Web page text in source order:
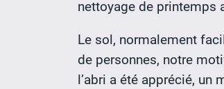
nettoyage de printemps
Le sol, normalement
de personnes, notre
l’abri a été apprécié, un